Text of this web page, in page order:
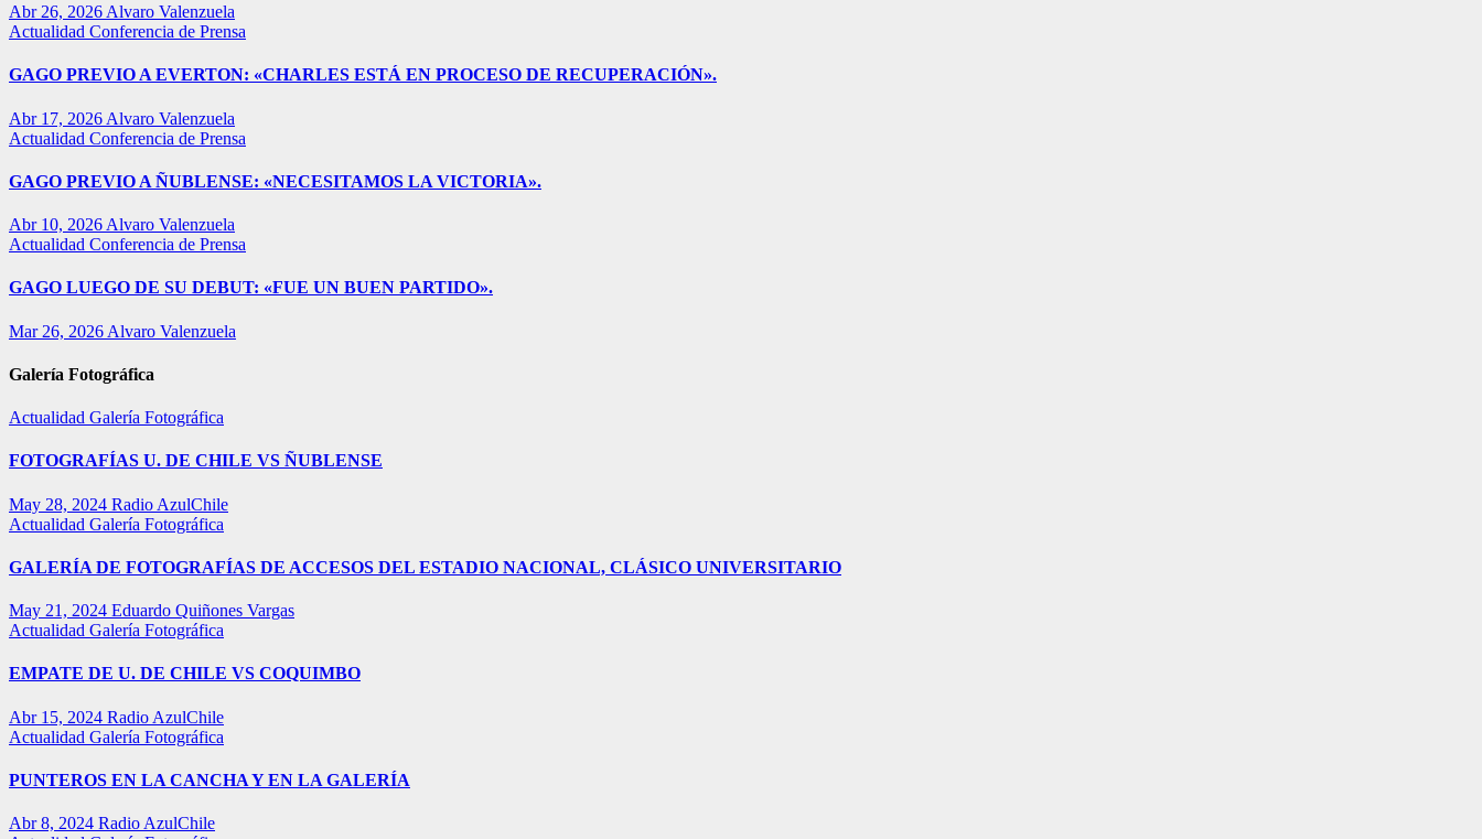
Abr 26, 2026 Alvaro Valenzuela
Actualidad Conferencia de Prensa
GAGO PREVIO A EVERTON: «CHARLES ESTÁ EN PROCESO DE RECUPERACIÓN».
Abr 17, 2026 Alvaro Valenzuela
Actualidad Conferencia de Prensa
GAGO PREVIO A ÑUBLENSE: «NECESITAMOS LA VICTORIA».
Abr 10, 2026 Alvaro Valenzuela
Actualidad Conferencia de Prensa
GAGO LUEGO DE SU DEBUT: «FUE UN BUEN PARTIDO».
Mar 26, 2026 Alvaro Valenzuela
Galería Fotográfica
Actualidad Galería Fotográfica
FOTOGRAFÍAS U. DE CHILE VS ÑUBLENSE
May 28, 2024 Radio AzulChile
Actualidad Galería Fotográfica
GALERÍA DE FOTOGRAFÍAS DE ACCESOS DEL ESTADIO NACIONAL, CLÁSICO UNIVERSITARIO
May 21, 2024 Eduardo Quiñones Vargas
Actualidad Galería Fotográfica
EMPATE DE U. DE CHILE VS COQUIMBO
Abr 15, 2024 Radio AzulChile
Actualidad Galería Fotográfica
PUNTEROS EN LA CANCHA Y EN LA GALERÍA
Abr 8, 2024 Radio AzulChile